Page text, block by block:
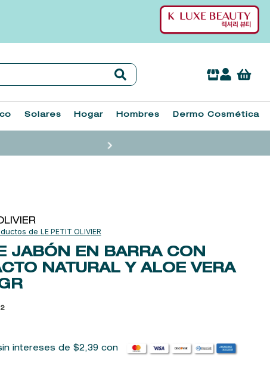
Solares Hogar Hombres Dermo Cosmética
LE PETIT OLIVIER
JABÓN EN BARRA CON
NATURAL Y ALOE VERA
intereses de $2,39con